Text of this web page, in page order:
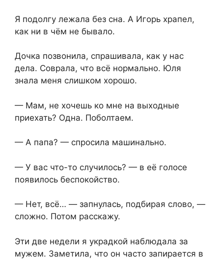
Я подолгу лежала без сна. А Игорь храпел,
как ни в чём не бывало.
Дочка позвонила, спрашивала, как у нас
дела. Соврала, что всё нормально. Юля
знала меня слишком хорошо.
— Мам, не хочешь ко мне на выходные
приехать? Одна. Поболтаем.
— А папа? — спросила машинально.
— У вас что-то случилось? — в её голосе
появилось беспокойство.
— Нет, всё… — запнулась, подбирая слово, —
сложно. Потом расскажу.
Эти две недели я украдкой наблюдала за
мужем. Заметила, что он часто запирается в